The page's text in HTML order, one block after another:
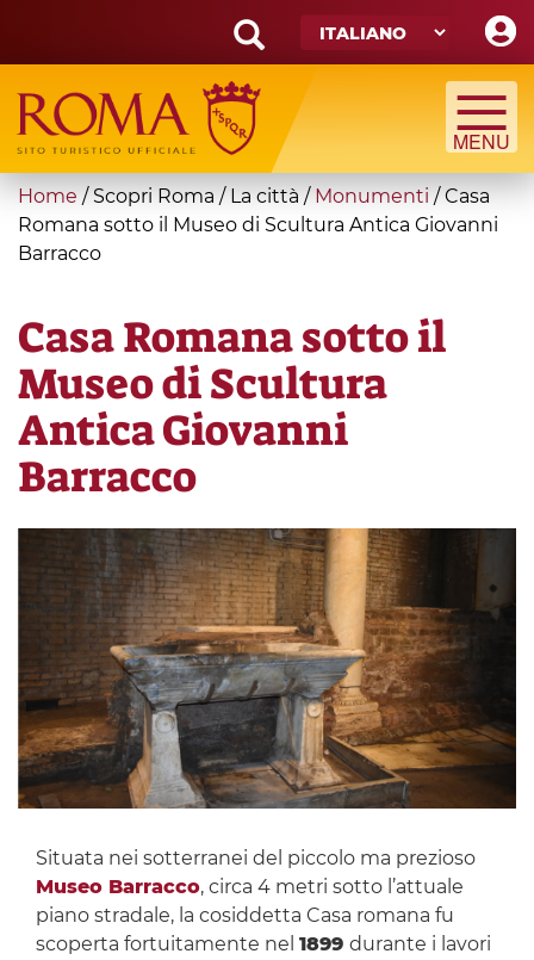
main
content
Search
form
Cerca
You
are
here
Home / Scopri Roma / La città / Monumenti /Casa
Romana sotto il Museo di Scultura Antica Giovanni
Barracco
Casa Romana sotto il
Museo di Scultura
Antica Giovanni
Barracco
Situata nei sotterranei del piccolo ma prezioso
Museo Barracco, circa 4 metri sotto l’attuale
piano stradale, la cosiddetta Casa romana fu
scoperta fortuitamente nel 1899 durante i lavori